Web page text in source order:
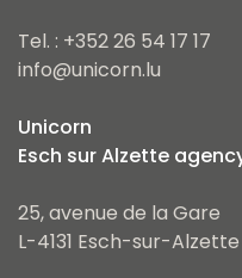
Tel. : +352 26 54 17 17
info@unicorn.lu
Unicorn
Esch sur Alzette
25, avenue de la Gare
L-4131 Esch-sur-Alzette